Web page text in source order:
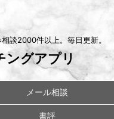
談2000件以上。毎日更新。
ングアプリ
メール相談
書評